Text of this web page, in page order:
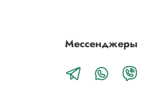
Мессенджеры